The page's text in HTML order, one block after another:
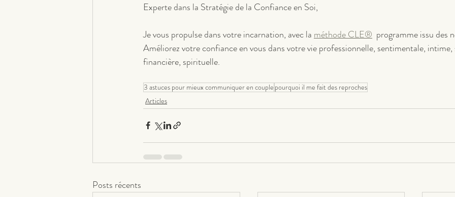
Experte dans la Stratégie de la Confiance en Soi,
Je vous propulse dans votre incarnation, avec la méthode CLE®
programme issu des
Améliorez votre confiance en vous dans votre vie professionnelle, sentimentale, intime,
financière, spirituelle.
3 astuces pour mieux communiquer en couple pourquoi il me fait des reproches
Articles
Posts récents